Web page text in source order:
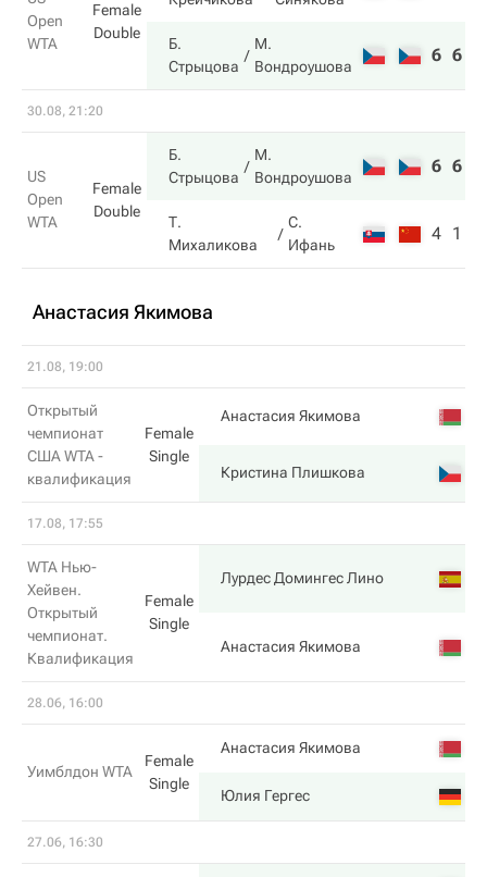
Open
WTA
Female
Double
Б.
Стрыцова
М.
Вондроушова
6 6
30.08, 21:20
US
Open
WTA
Female
Double
Б.
Стрыцова
М.
Вондроушова
6 6
Т.
Михаликова
С.
Ифань
4 1
Анастасия Якимова
21.08, 19:00
Открытый
чемпионат
США WTA -
квалификация
Female
Single
Анастасия Якимова
Кристина Плишкова
17.08, 17:55
WTA Нью-
Хейвен.
Открытый
чемпионат.
Квалификация
Female
Single
Лурдес Домингес Лино
Анастасия Якимова
28.06, 16:00
Уимблдон WTA
Female
Single
Анастасия Якимова
Юлия Гергес
27.06, 16:30